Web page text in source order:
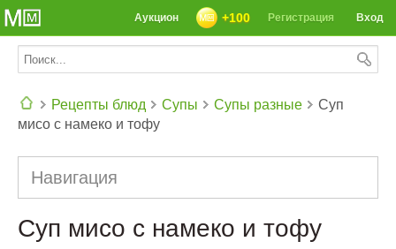
Вход
Регистрация
+100
Аукцион
Рецепты блюд Супы Супы разные
Суп
мисо с намеко и тофу
Навигация
Суп мисо с намеко и тофу